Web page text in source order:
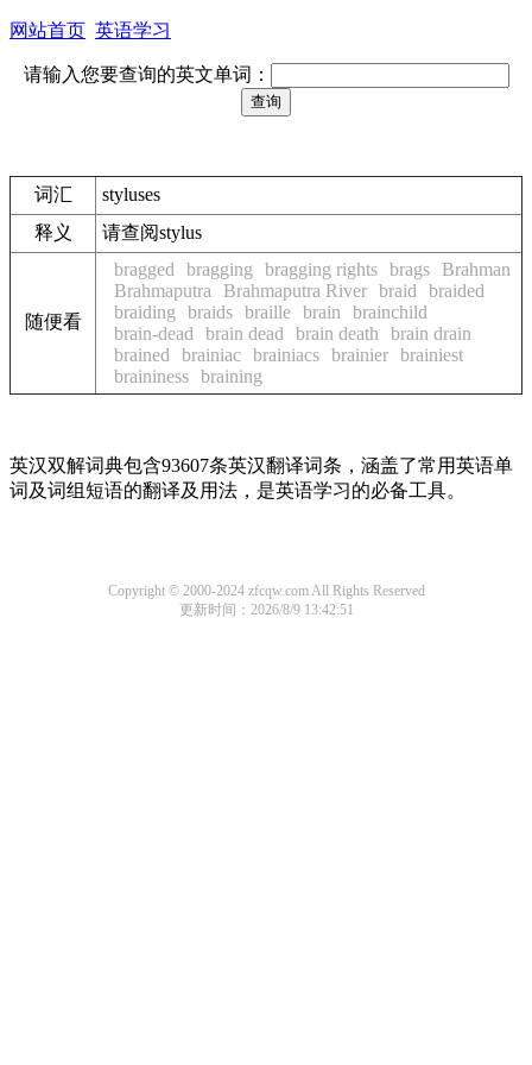
网站首页 英语学习
请输入您要查询的英文单词：
词汇
styluses
释义
请查阅stylus
随便看
bragged bragging bragging rights brags
Brahman
Brahmaputra
Brahmaputra River braid
braided
braiding
braids braille brain
brainchild
brain-dead
brain dead brain death
brain drain
brained
brainiac brainiacs brainier brainiest
braininess braining
英汉双解词典包含93607条英汉翻译词条，涵盖了常用英语单
词及词组短语的翻译及用法，是英语学习的必备工具。
Copyright © 2000-2024 zfcqw.com All Rights Reserved
更新时间：2026/8/9 13:42:51